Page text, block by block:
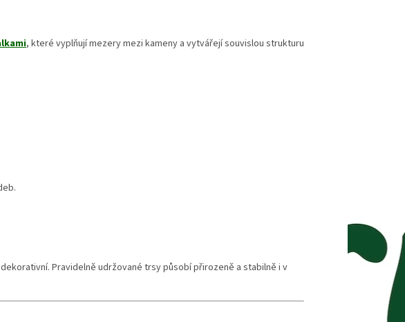
, které vyplňují mezery mezi kameny a vytvářejí souvislou strukturu
Pravidelně udržované trsy působí přirozeně a stabilně i v